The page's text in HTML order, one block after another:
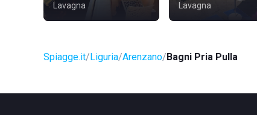
Lavagna Lavagna
Spiagge.it Liguria Arenzano Bagni Pria Pulla